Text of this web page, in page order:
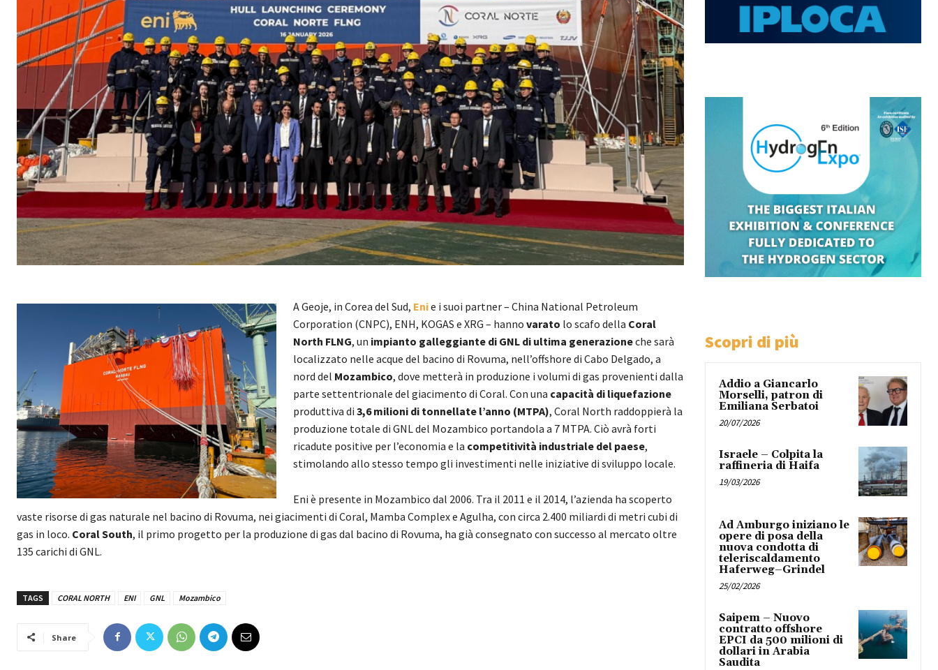
A Geoje, in Corea del Sud, Enie i suoi partner – China National Petroleum
Corporation (CNPC), ENH, KOGAS e XRG – hanno varato lo scafo della Coral
North FLNG, un impianto galleggiante di GNL di ultima generazioneche sarà
localizzato nelle acque del bacino di Rovuma, nell’offshore di Cabo Delgado, a
nord del Mozambico, dove metterà in produzione i volumi di gas provenienti dalla
parte settentrionale del giacimento di Coral. Con una capacità di liquefazione
produttiva di 3,6 milioni di tonnellate l’anno (MTPA), Coral North raddoppierà la
produzione totale di GNL del Mozambico portandola a 7 MTPA. Ciò avrà forti
ricadute positive per l’economia e la competitività industriale del paese,
stimolando allo stesso tempo gli investimenti nelle iniziative di sviluppo locale.
Eni è presente in Mozambico dal 2006. Tra il 2011 e il 2014, l’azienda ha scoperto
vaste risorse di gas naturale nel bacino di Rovuma, nei giacimenti di Coral, Mamba Complex e Agulha, con circa 2.400 miliardi di metri cubi di
gas in loco. Coral South, il primo progetto per la produzione di gas dal bacino di Rovuma, ha già consegnato con successo al mercato oltre
135 carichi di GNL.
TAGS CORAL NORTH ENI GNL Mozambico
Share
Scopri di più
Addio a Giancarlo
Morselli, patron di
Emiliana Serbatoi
20/07/2026
Israele – Colpita la
raffineria di Haifa
19/03/2026
Ad Amburgo iniziano le
opere di posa della
nuova condotta di
teleriscaldamento
Haferweg–Grindel
25/02/2026
Saipem – Nuovo
contratto offshore
EPCI da 500 milioni di
dollari in Arabia
Saudita